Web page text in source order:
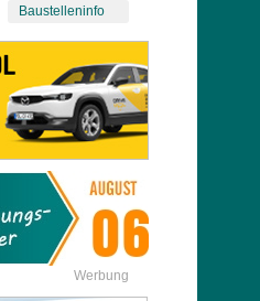
Baustelleninfo
Werbung